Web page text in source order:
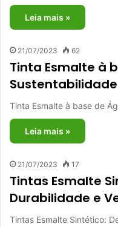
Leia mais »
21/07/2023 62
Tinta Esmalte à
Sustentabilidade
Tinta Esmalte à base de
Leia mais »
21/07/2023 17
Tintas Esmalte
Durabilidade e
Tintas Esmalte Sintético: